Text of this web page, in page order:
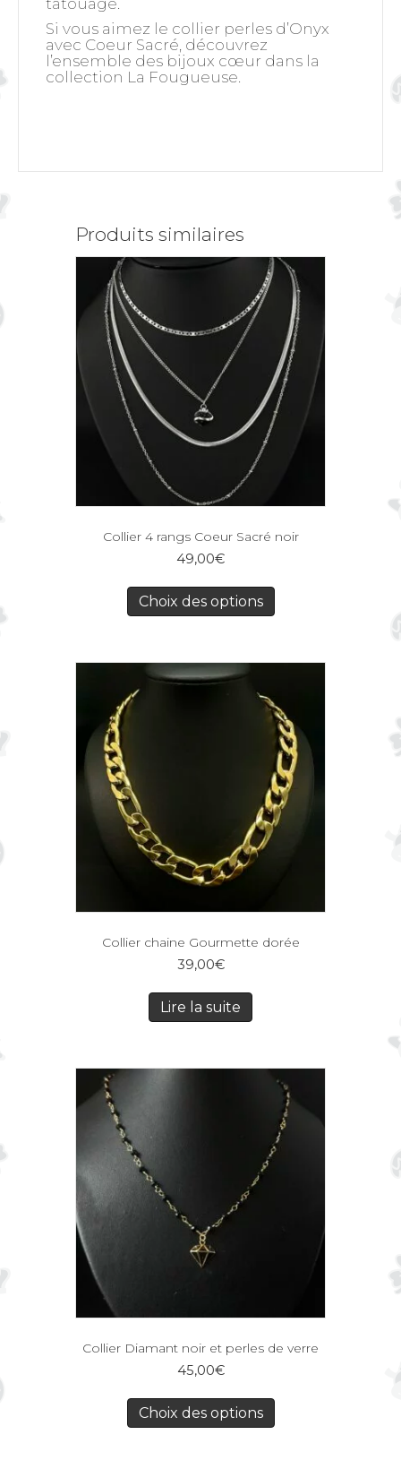
Si vous aimez le collier perles d’Onyx
avec Coeur Sacré, découvrez
l’ensemble des bijoux cœur dans la
collection La Fougueuse.
Produits similaires
Collier 4 rangs Coeur Sacré noir
49,00€
Choix des options
Collier chaine Gourmette dorée
39,00€
Lire la suite
Collier Diamant noir et perles de verre
45,00€
Choix des options